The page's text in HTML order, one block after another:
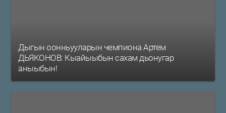
Дыгын оонньууларын чемпиона Артем
ДЬЯКОНОВ: Кыайыыбын сахам дьонугар
аныыбын!